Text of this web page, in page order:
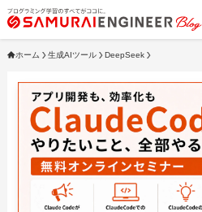
ホーム 生成AIツール DeepSeek